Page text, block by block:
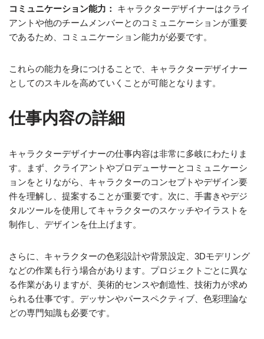
コミュニケーション能力：
キャラクターデザイナーはクライ
アントや他のチームメンバーとのコミュニケーションが重要
であるため、コミュニケーション能力が必要です。
これらの能力を身につけることで、キャラクターデザイナー
としてのスキルを高めていくことが可能となります。
仕事内容の詳細
キャラクターデザイナーの仕事内容は非常に多岐にわたりま
す。まず、クライアントやプロデューサーとコミュニケーシ
ョンをとりながら、キャラクターのコンセプトやデザイン要
件を理解し、提案することが重要です。次に、手書きやデジ
タルツールを使用してキャラクターのスケッチやイラストを
制作し、デザインを仕上げます。
さらに、キャラクターの色彩設計や背景設定、3Dモデリング
などの作業も行う場合があります。プロジェクトごとに異な
る作業がありますが、美術的センスや創造性、技術力が求め
られる仕事です。デッサンやパースペクティブ、色彩理論な
どの専門知識も必要です。